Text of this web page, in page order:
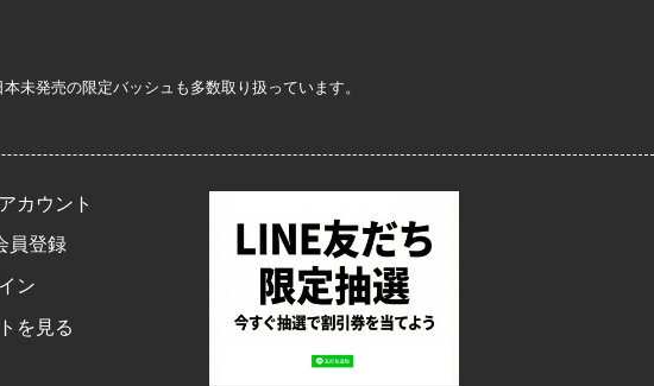
未発売の限定バッシュも多数取り扱っています。
カウント
員登録
ン
を見る